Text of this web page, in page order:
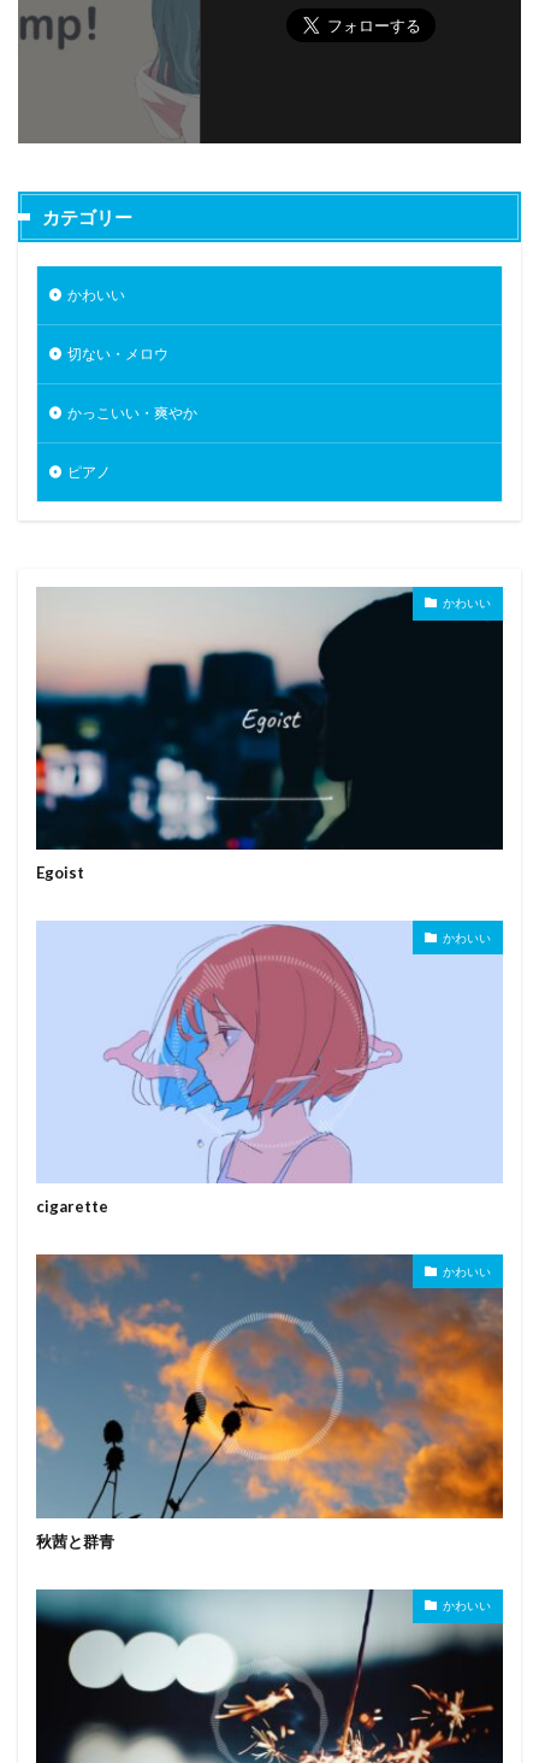
カテゴリー
かわいい
切ない・メロウ
かっこいい・爽やか
ピアノ
かわいい
Egoist
かわいい
cigarette
かわいい
秋茜と群青
かわいい